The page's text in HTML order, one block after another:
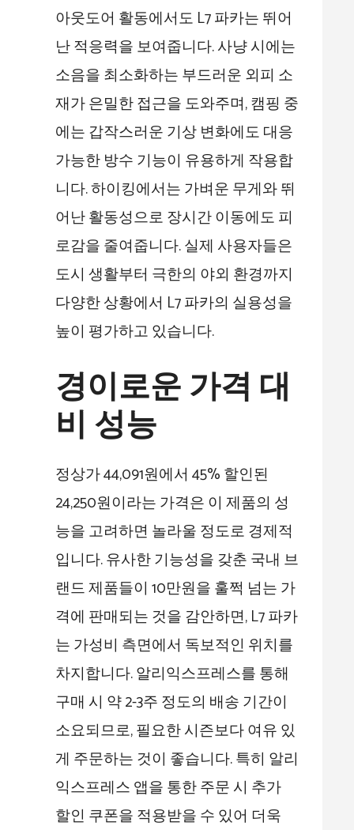
아웃도어 활동에서도 L7 파카는 뛰어
난 적응력을 보여줍니다. 사냥 시에는
소음을 최소화하는 부드러운 외피 소
재가 은밀한 접근을 도와주며, 캠핑 중
에는 갑작스러운 기상 변화에도 대응
가능한 방수 기능이 유용하게 작용합
니다. 하이킹에서는 가벼운 무게와 뛰
어난 활동성으로 장시간 이동에도 피
로감을 줄여줍니다. 실제 사용자들은
도시 생활부터 극한의 야외 환경까지
다양한 상황에서 L7 파카의 실용성을
높이 평가하고 있습니다.
경이로운 가격 대
비 성능
정상가 44,091원에서 45% 할인된
24,250원이라는 가격은 이 제품의 성
능을 고려하면 놀라울 정도로 경제적
입니다. 유사한 기능성을 갖춘 국내 브
랜드 제품들이 10만원을 훌쩍 넘는 가
격에 판매되는 것을 감안하면, L7 파카
는 가성비 측면에서 독보적인 위치를
차지합니다. 알리익스프레스를 통해
구매 시 약 2-3주 정도의 배송 기간이
소요되므로, 필요한 시즌보다 여유 있
게 주문하는 것이 좋습니다. 특히 알리
익스프레스 앱을 통한 주문 시 추가
할인 쿠폰을 적용받을 수 있어 더욱